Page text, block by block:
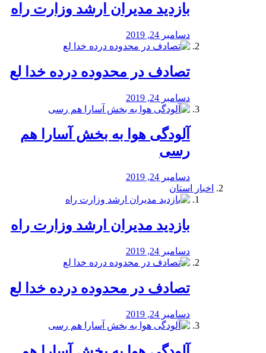
بازدید مدیران ارشد وزارت راه
دسامبر 24, 2019
تصادف در محدوده درده خدا لع
دسامبر 24, 2019
آلودگی هوا به بخش آسارا هم
رسی
دسامبر 24, 2019
اخبار استان
بازدید مدیران ارشد وزارت راه
دسامبر 24, 2019
تصادف در محدوده درده خدا لع
دسامبر 24, 2019